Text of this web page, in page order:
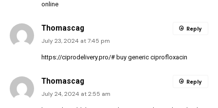
online
Thomascag
July 23, 2024 at 7:45 pm
https://ciprodelivery.pro/# buy generic ciprofloxacin
Reply
Thomascag
July 24, 2024 at 2:55 am
Reply